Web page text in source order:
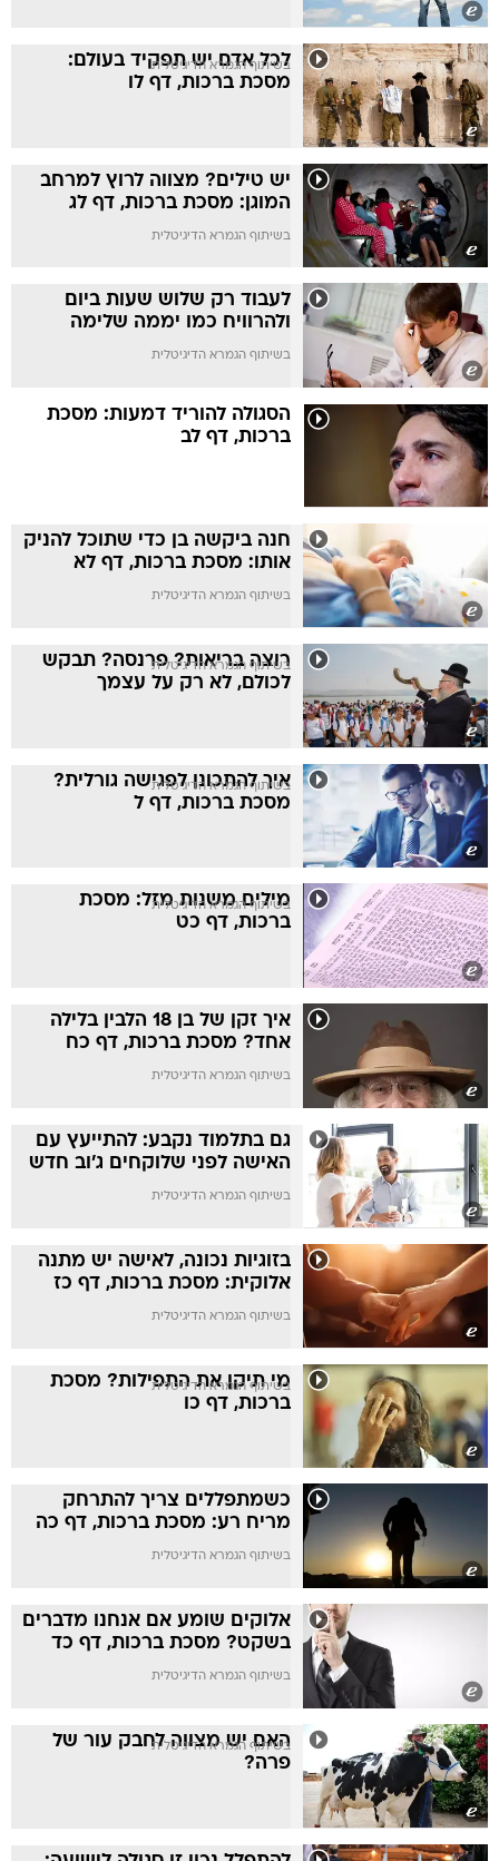
לכל אדם יש תפקיד בעולם:
מסכת ברכות, דף לו
בשיתוף הגמרא הדיגיטלית
יש טילים? מצווה לרוץ למרחב
המוגן: מסכת ברכות, דף לג
בשיתוף הגמרא הדיגיטלית
לעבוד רק שלוש שעות ביום
ולהרוויח כמו יממה שלימה
בשיתוף הגמרא הדיגיטלית
הסגולה להוריד דמעות: מסכת
ברכות, דף לב
חנה ביקשה בן כדי שתוכל להניק
אותו: מסכת ברכות, דף לא
בשיתוף הגמרא הדיגיטלית
רוצה בריאות? פרנסה? תבקש
לכולם, לא רק על עצמך
בשיתוף הגמרא הדיגיטלית
איך להתכונן לפגישה גורלית?
מסכת ברכות, דף ל
בשיתוף הגמרא הדיגיטלית
מילים משנות מזל: מסכת
ברכות, דף כט
בשיתוף הגמרא הדיגיטלית
איך זקן של בן 18 הלבין בלילה
אחד? מסכת ברכות, דף כח
בשיתוף הגמרא הדיגיטלית
גם בתלמוד נקבע: להתייעץ עם
האישה לפני שלוקחים ג'וב חדש
בשיתוף הגמרא הדיגיטלית
בזוגיות נכונה, לאישה יש מתנה
אלוקית: מסכת ברכות, דף כז
בשיתוף הגמרא הדיגיטלית
מי תיקן את התפילות? מסכת
ברכות, דף כו
בשיתוף הגמרא הדיגיטלית
כשמתפללים צריך להתרחק
מריח רע: מסכת ברכות, דף כה
בשיתוף הגמרא הדיגיטלית
אלוקים שומע אם אנחנו מדברים
בשקט? מסכת ברכות, דף כד
בשיתוף הגמרא הדיגיטלית
האם יש מצווה לחבק עור של
פרה?
בשיתוף הגמרא הדיגיטלית